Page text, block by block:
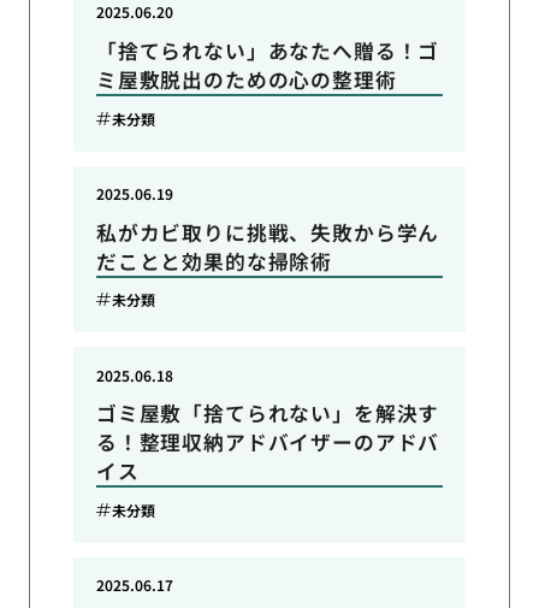
「捨てられない」あなたへ贈る！ゴ
ミ屋敷脱出のための心の整理術
2025.06.20
未分類
私がカビ取りに挑戦、失敗から学ん
だことと効果的な掃除術
2025.06.19
未分類
ゴミ屋敷「捨てられない」を解決す
る！整理収納アドバイザーのアドバ
イス
2025.06.18
未分類
2025.06.17